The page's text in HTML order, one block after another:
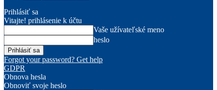
Prihlásiť sa
Vitajte! prihlásenie k účtu
Vaše užívateľské meno
heslo
Forgot your password? Get help
GDPR
Obnova hesla
Obnoviť svoje heslo